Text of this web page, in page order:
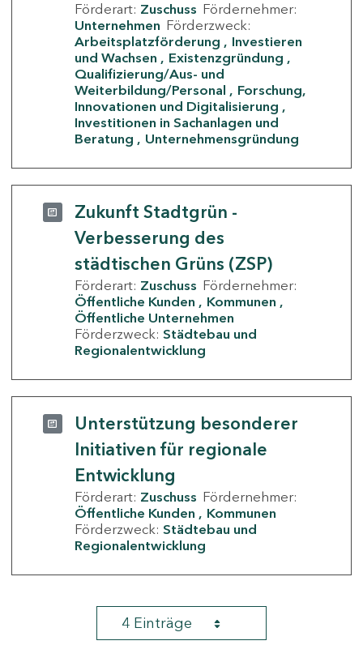
Förderart: Zuschuss Fördernehmer:
Unternehmen Förderzweck:
Arbeitsplatzförderung
Investieren
und Wachsen
Existenzgründung
Qualifizierung/Aus- und
Weiterbildung/Personal
Forschung,
Innovationen und Digitalisierung
Investitionen in Sachanlagen und
Beratung
Unternehmensgründung
Zukunft Stadtgrün -
Verbesserung des
städtischen Grüns (ZSP)
Förderart: Zuschuss Fördernehmer:
Öffentliche Kunden
Kommunen
Öffentliche Unternehmen
Förderzweck: Städtebau und
Regionalentwicklung
Unterstützung besonderer
Initiativen für regionale
Entwicklung
Förderart: Zuschuss Fördernehmer:
Öffentliche Kunden
Kommunen
Förderzweck: Städtebau und
Regionalentwicklung
4 Einträge